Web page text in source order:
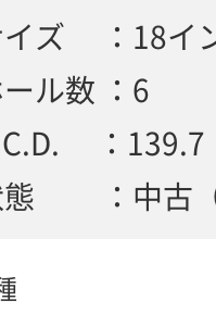
イズ ：18イ
ール数 ：6
：139.7
態 ：中古（